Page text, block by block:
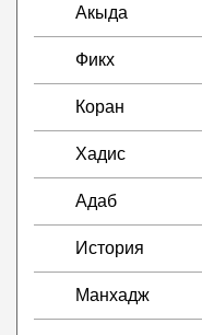
Акыда
Фикх
Коран
Хадис
Адаб
История
Манхадж